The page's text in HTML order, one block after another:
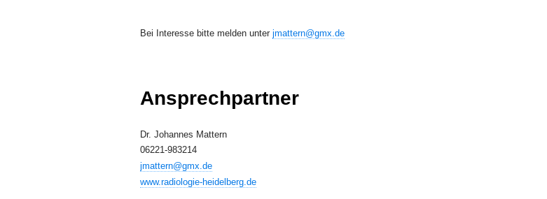
Bei Interesse bitte melden unter jmattern@gmx.de
Ansprechpartner
Dr. Johannes Mattern
06221-983214
jmattern@gmx.de
www.radiologie-heidelberg.de